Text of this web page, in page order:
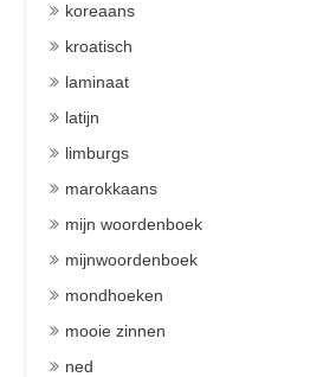
koreaans
kroatisch
laminaat
latijn
limburgs
marokkaans
mijn woordenboek
mijnwoordenboek
mondhoeken
mooie zinnen
ned